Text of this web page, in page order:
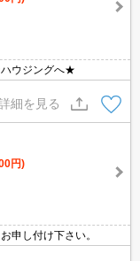
ウジングへ★
細を見る
円)
申し付け下さい。